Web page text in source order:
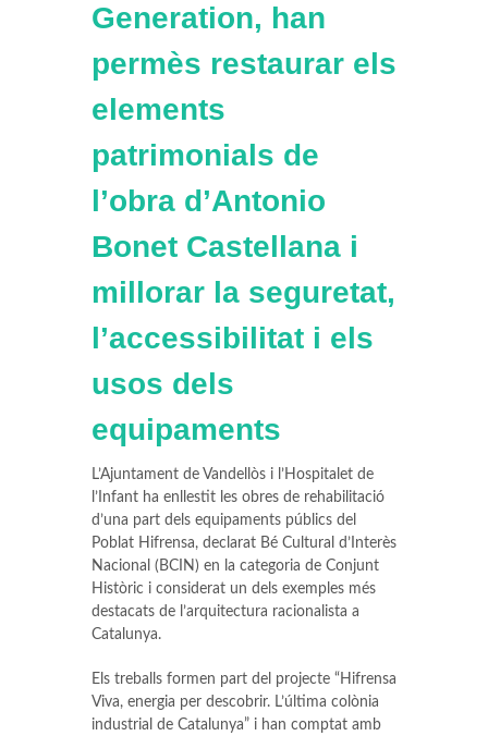
Generation, han
permès restaurar els
elements
patrimonials de
l’obra d’Antonio
Bonet Castellana i
millorar la seguretat,
l’accessibilitat i els
usos dels
equipaments
L’Ajuntament de Vandellòs i l’Hospitalet de
l’Infant ha enllestit les obres de rehabilitació
d’una part dels equipaments públics del
Poblat Hifrensa, declarat Bé Cultural d’Interès
Nacional (BCIN) en la categoria de Conjunt
Històric i considerat un dels exemples més
destacats de l’arquitectura racionalista a
Catalunya.
Els treballs formen part del projecte “Hifrensa
Viva, energia per descobrir. L’última colònia
industrial de Catalunya” i han comptat amb